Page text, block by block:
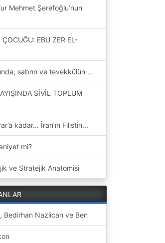
Mehmet Şerefoğlu’nun
EBU ZER EL-
sabrın ve tevekkülün ...
SİVİL TOPLUM
kadar... İran’ın Filistin...
mi?
ve Stratejik Anatomisi
Bedirhan Nazlican ve Ben